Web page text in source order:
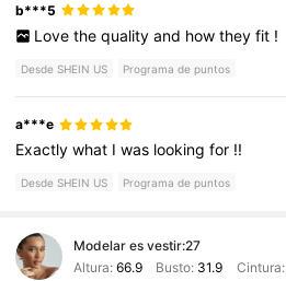
b***5
Love the quality and how they fit !
Desde SHEIN US Programa de puntos
a***e
Exactlywhat Iwas lookingfor !!
Desde SHEIN US Programa de puntos
Modelar es vestir:27
Altura: 66.9 Busto: 31.9 Cintura: